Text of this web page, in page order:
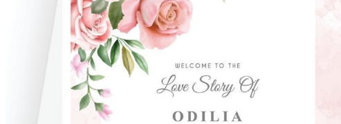
Motion graphics
Images Éditoriales
Événements Éditoriaux